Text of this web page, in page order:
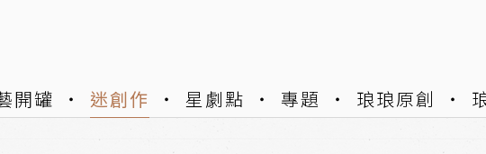
開罐 迷創作 星劇點 專題 琅琅原創